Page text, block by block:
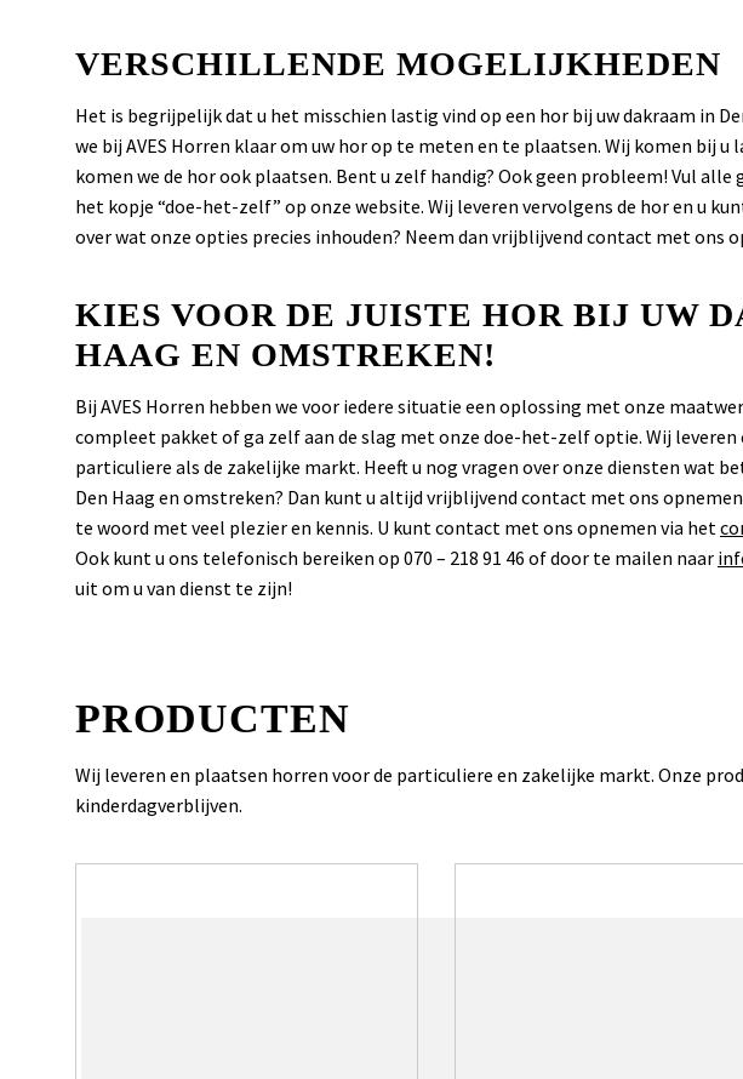
VERSCHILLENDE MOGELIJKHEDEN
Het is begrijpelijk dat u het misschien lastig vind op een hor bij uw dakraam in
we bij AVES Horren klaar om uw hor op te meten en te plaatsen. Wij komen bij u
komen we de hor ook plaatsen. Bent u zelf handig? Ook geen probleem! Vul alle
het kopje “doe-het-zelf” op onze website. Wij leveren vervolgens de hor en u
over wat onze opties precies inhouden? Neem dan vrijblijvend contact met ons
KIES VOOR DE JUISTE HOR BIJ UW
HAAG EN OMSTREKEN!
Bij AVES Horren hebben we voor iedere situatie een oplossing met onze
compleet pakket of ga zelf aan de slag met onze doe-het-zelf optie. Wij
particuliere als de zakelijke markt. Heeft u nog vragen over onze diensten wat
Den Haag en omstreken? Dan kunt u altijd vrijblijvend contact met ons
te woord met veel plezier en kennis. U kunt contact met ons opnemen via het
Ook kunt u ons telefonisch bereiken op 070 – 218 91 46 of door te mailen naar
uit om u van dienst te zijn!
PRODUCTEN
Wij leveren en plaatsen horren voor de particuliere en zakelijke markt. Onze
kinderdagverblijven.